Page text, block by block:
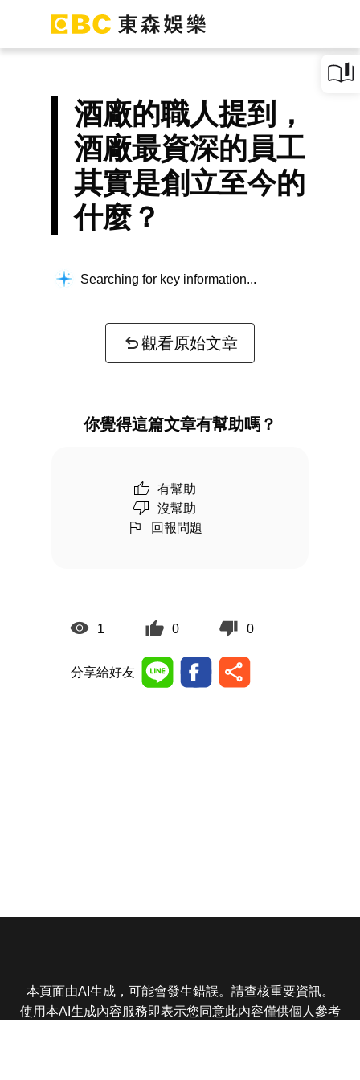
酒廠的職人提到，
酒廠最資深的員工
其實是創立至今的
什麼？
Searching for key information...
觀看原始文章
你覺得這篇文章有幫助嗎？
有幫助
沒幫助
回報問題
1 0 0
分享給好友
本頁面由AI生成，可能會發生錯誤。請查核重要資訊。
使用本AI生成內容服務即表示您同意此內容僅供個人參考